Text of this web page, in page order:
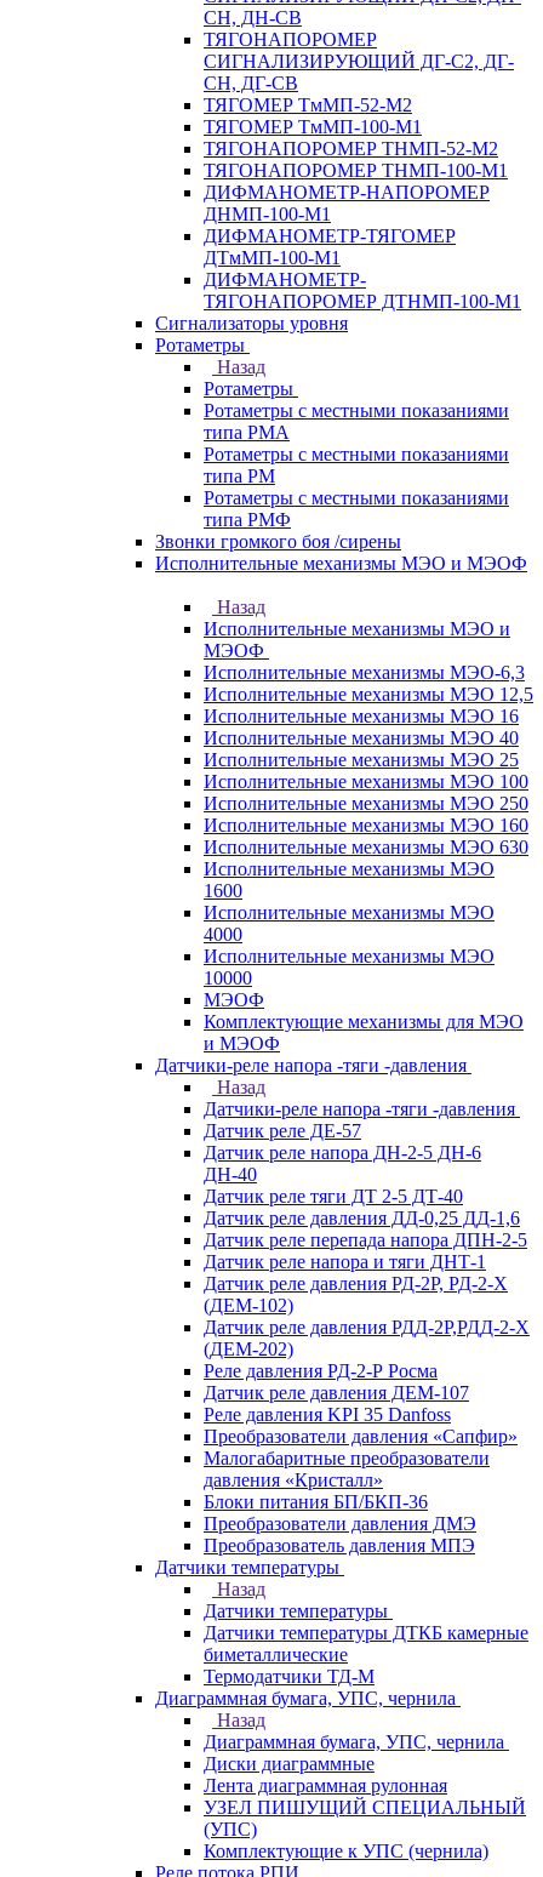
СН, ДН-СВ
ТЯГОНАПОРОМЕР
СИГНАЛИЗИРУЮЩИЙ ДГ-С2, ДГ-
СН, ДГ-СВ
ТЯГОМЕР ТмМП-52-М2
ТЯГОМЕР ТмМП-100-М1
ТЯГОНАПОРОМЕР ТНМП-52-М2
ТЯГОНАПОРОМЕР ТНМП-100-М1
ДИФМАНОМЕТР-НАПОРОМЕР
ДНМП-100-М1
ДИФМАНОМЕТР-ТЯГОМЕР
ДТмМП-100-М1
ДИФМАНОМЕТР-
ТЯГОНАПОРОМЕР ДТНМП-100-М1
Сигнализаторы уровня
Ротаметры
Назад
Ротаметры
Ротаметры с местными показаниями
типа РМА
Ротаметры с местными показаниями
типа РМ
Ротаметры с местными показаниями
типа РМФ
Звонки громкого боя /сирены
Исполнительные механизмы МЭО и МЭОФ
Назад
Исполнительные механизмы МЭО и
МЭОФ
Исполнительные механизмы МЭО-6,3
Исполнительные механизмы МЭО 12,5
Исполнительные механизмы МЭО 16
Исполнительные механизмы МЭО 40
Исполнительные механизмы МЭО 25
Исполнительные механизмы МЭО 100
Исполнительные механизмы МЭО 250
Исполнительные механизмы МЭО 160
Исполнительные механизмы МЭО 630
Исполнительные механизмы МЭО
1600
Исполнительные механизмы МЭО
4000
Исполнительные механизмы МЭО
10000
МЭОФ
Комплектующие механизмы для МЭО
и МЭОФ
Датчики-реле напора -тяги -давления
Назад
Датчики-реле напора -тяги -давления
Датчик реле ДЕ-57
Датчик реле напора ДН-2-5 ДН-6
ДН-40
Датчик реле тяги ДТ 2-5 ДТ-40
Датчик реле давления ДД-0,25 ДД-1,6
Датчик реле перепада напора ДПН-2-5
Датчик реле напора и тяги ДНТ-1
Датчик реле давления РД-2Р, РД-2-Х
(ДЕМ-102)
Датчик реле давления РДД-2Р,РДД-2-Х
(ДЕМ-202)
Реле давления РД-2-Р Росма
Датчик реле давления ДЕМ-107
Реле давления KPI 35 Danfoss
Преобразователи давления «Сапфир»
Малогабаритные преобразователи
давления «Кристалл»
Блоки питания БП/БКП-36
Преобразователи давления ДМЭ
Преобразователь давления МПЭ
Датчики температуры
Назад
Датчики температуры
Датчики температуры ДТКБ камерные
биметаллические
Термодатчики ТД-М
Диаграммная бумага, УПС, чернила
Назад
Диаграммная бумага, УПС, чернила
Диски диаграммные
Лента диаграммная рулонная
УЗЕЛ ПИШУЩИЙ СПЕЦИАЛЬНЫЙ
(УПС)
Комплектующие к УПС (чернила)
Реле потока РПИ